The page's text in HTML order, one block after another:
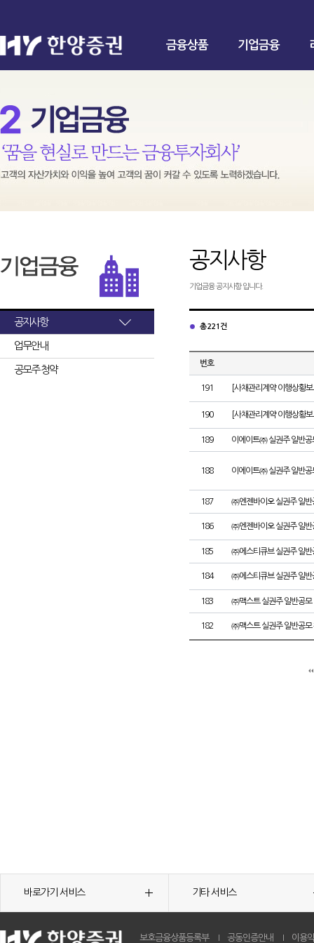
금융상품 기업금융
공지사항
업무안내
공모주 청약
공지사항
기업금융 공지사항 입니다.
총 221건
번호
191 [사채관리계약 이행상황
190 [사채관리계약 이행상황
189 이에이트㈜ 실권주 일반공
188 이에이트㈜ 실권주 일반공
187 ㈜엔젠바이오 실권주 일반
186 ㈜엔젠바이오 실권주 일반
185 ㈜에스티큐브 실권주 일반
184 ㈜에스티큐브 실권주 일반
183 ㈜맥스트 실권주 일반공모
182 ㈜맥스트 실권주 일반공모
바로가기 서비스 기타 서비스
보호금융상품등록부 공동인증안내 이용